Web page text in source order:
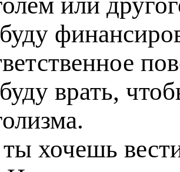
врать,
хочешь